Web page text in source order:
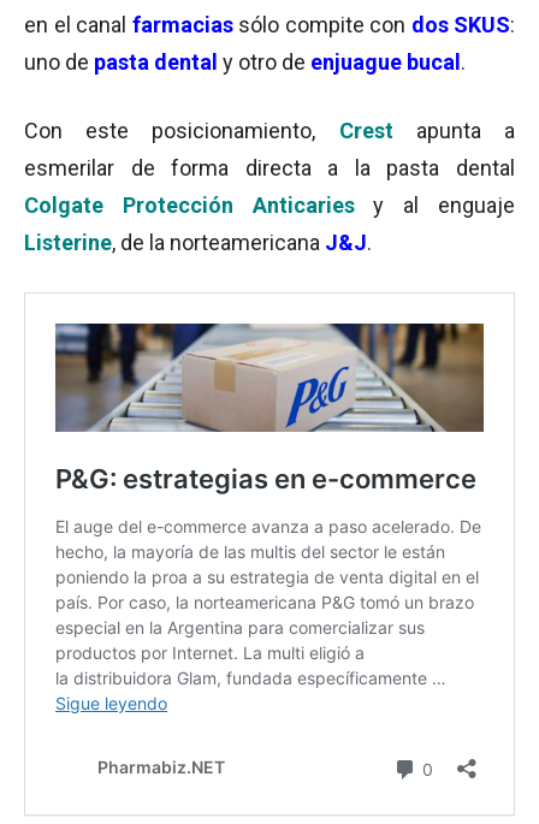
en el canal farmacias sólo compite con dos SKUS:
uno de pasta dental y otro de enjuague bucal .
Con este posicionamiento, Crest apunta a
esmerilar de forma directa a la pasta dental
Colgate Protección Anticariesy al enguaje
Listerine, de la norteamericana J&J.